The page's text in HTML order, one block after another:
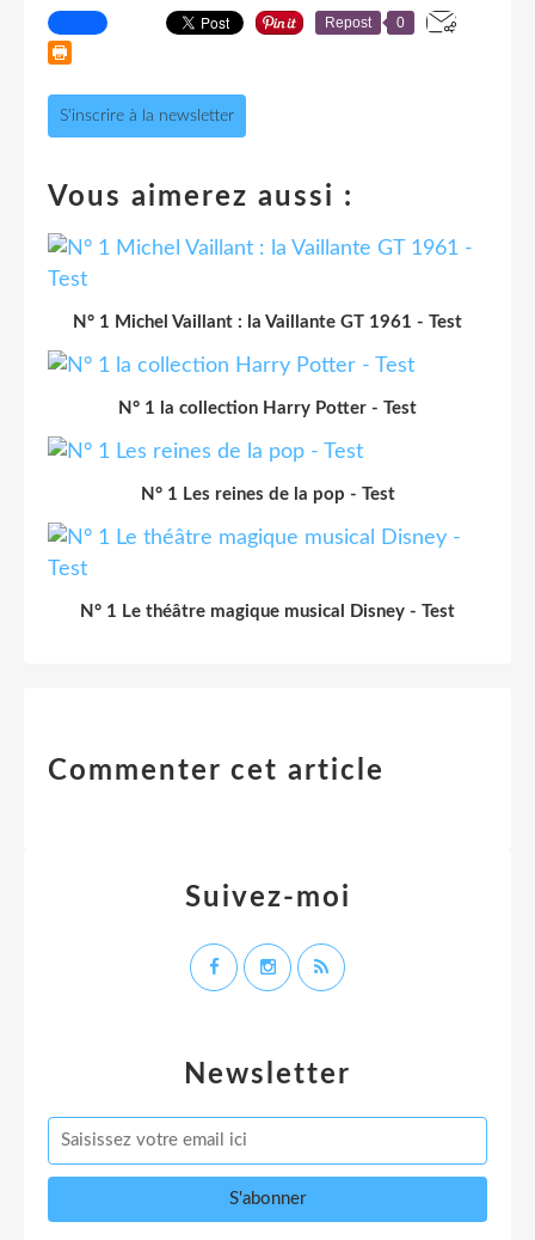
Repost 0
S'inscrire à la newsletter
Vous aimerez aussi :
N° 1 Michel Vaillant : la Vaillante GT 1961 - Test
N° 1 la collection Harry Potter - Test
N° 1 Les reines de la pop - Test
N° 1 Le théâtre magique musical Disney - Test
Commenter cet article
Newsletter
Suivez-moi